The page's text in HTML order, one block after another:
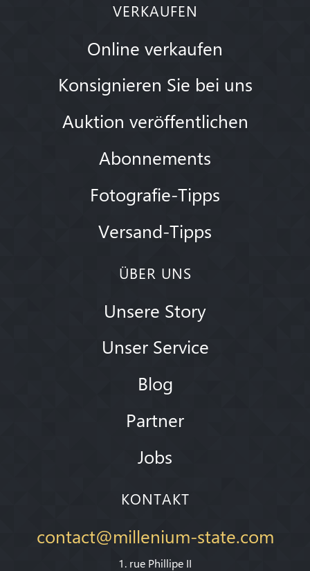
VERKAUFEN
Online verkaufen
Konsignieren Sie bei uns
Auktion veröffentlichen
Abonnements
Fotografie-Tipps
Versand-Tipps
ÜBER UNS
Unsere Story
Unser Service
Blog
Partner
Jobs
KONTAKT
contact@millenium-state.com
1. rue Phillipe II